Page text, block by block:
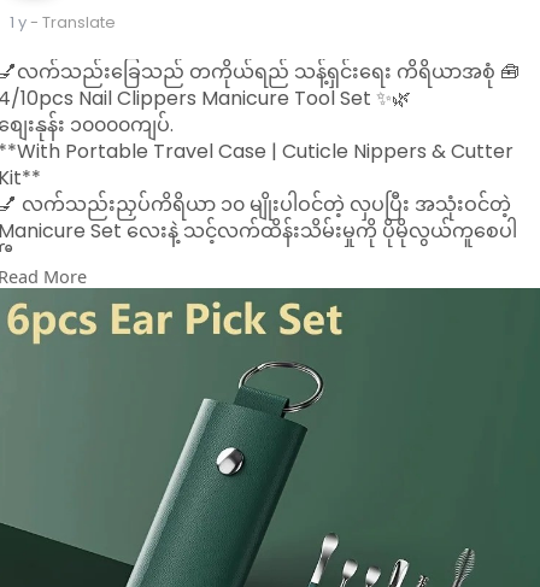
1 y- Translate
လက်သည်းခြေသည် တကိုယ်ရည် သန့်ရှင်းရေး ကိရိယာအစုံ 🧰
10pcs Nail Clippers Manicure Tool Set ✨🌿
ျေးနုန်း ၁၀၀၀၀ကျပ်.
Portable Travel Case | Cuticle Nippers & Cutter
လက်သည်းညှပ်ကိရိယာ ၁၀ မျိုးပါဝင်တဲ့ လှပပြီး အသုံးဝင်တဲ့
Set လေးနဲ့ သင့်လက်ထိန်းသိမ်းမှုကို ပိုမိုလွယ်ကူစေပါ
။
**အိမ်မှာပဲဖြစ်ဖြစ်၊ ခရီးသွားရင်းမှာပဲဖြစ်ဖြစ် အသုံးပြုနိုင်တဲ့
Size Case ပါဝင်ပါတယ်။**
**ပါဝင်သောပစ္စည်းများ**
Nail Clippers ၃ မျိုး (MANICURE စာတပ်ထားသည်)
Cuticle Pusher, Tweezers, Ear Pick စတဲ့ Grooming Tools
**အထူးအင်္ဂါရပ်များ**
Martensitic Stainless Steel ဖြင့်ပြုလုပ်ထားပြီး ခိုင်ခံ့မှုမြင့်၊
မဏိမတင်
Elegant Mint Green Leather Case – လှပပြီး ချောမွေ့သော
More